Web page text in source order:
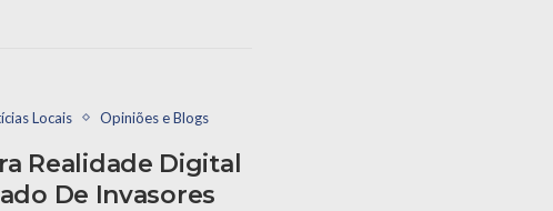
Locais Opiniões e Blogs
Realidade Digital
De Invasores